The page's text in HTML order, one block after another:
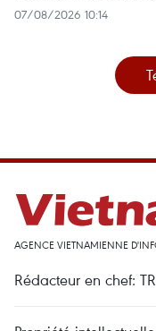
07/08/2026 10:14
AGENCE VIETNAMIENNE
Rédacteur en chef: